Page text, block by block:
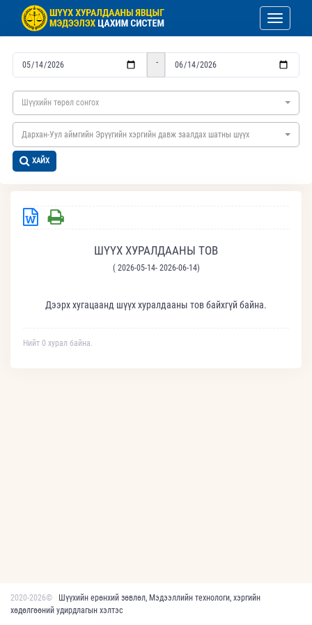
Toggle
-
Шүүхийн төрөл сонгох
Дархан-Уул аймгийн Эрүүгийн хэргийн давж заалдах шатны шүүх
ХАЙХ
ШҮҮХ ХУРАЛДААНЫ ТОВ
( 2026-05-14- 2026-06-14)
Дээрх хугацаанд шүүх хуралдааны тов байхгүй байна.
Нийт 0 хурал байна.
2020-2026©
Шүүхийн ерөнхий зөвлөл, Мэдээллийн технологи, хэргийн
хөдөлгөөний удирдлагын хэлтэс